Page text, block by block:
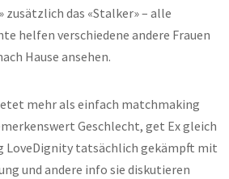
das «Stalker» – alle
helfen verschiedene andere Frauen
Hause ansehen.
mehr als einfach matchmaking
Geschlecht, get Ex gleich
LoveDignity tatsächlich gekämpft mit
und andere info sie diskutieren